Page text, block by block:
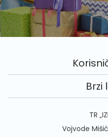
Brzi
TR
Vojvode